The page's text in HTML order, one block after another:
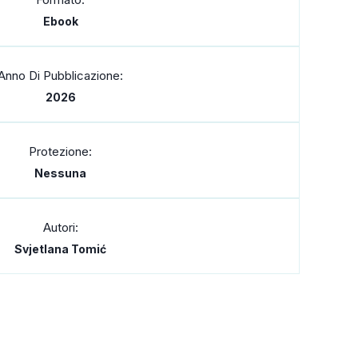
Ebook
Di Pubblicazione:
2026
Protezione:
Nessuna
Autori:
Svjetlana Tomić